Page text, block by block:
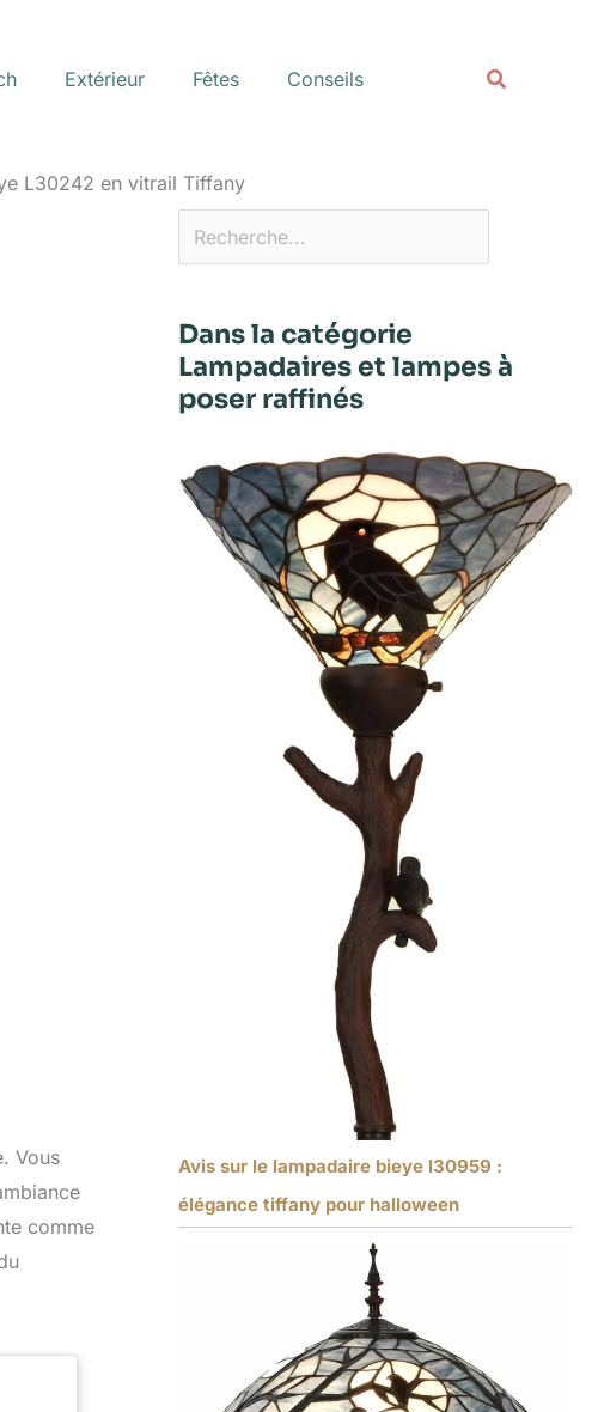
Extérieur Fêtes Conseils
L30242 en vitrail Tiffany
Vous
comme
Dans la catégorie
Lampadaires et lampes à
poser raffinés
Avis sur le lampadaire bieye l30959 :
élégance tiffany pour halloween